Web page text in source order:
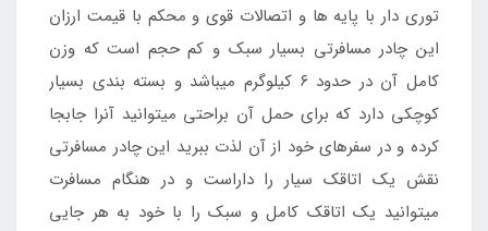
توری دار با پایه ها و اتصالات قوی و محکم با قیمت ارزان
این چادر مسافرتی بسیار سبک و کم حجم است که وزن
کامل آن در حدود ۶ کیلوگرم میباشد و بسته بندی بسیار
کوچکی دارد که برای حمل آن براحتی میتوانید آنرا جابجا
کرده و در سفرهای خود از آن لذت ببرید این چادر مسافرتی
نقش یک اتاقک سیار را داراست و در هنگام مسافرت
میتوانید یک اتاقک کامل و سبک را با خود به هر جایی